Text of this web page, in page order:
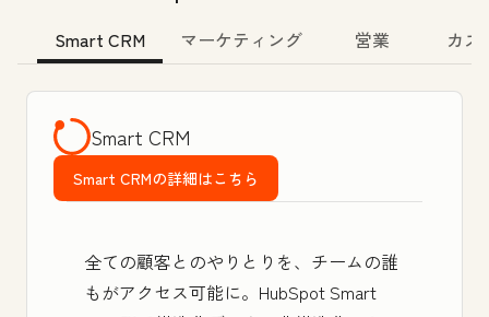
Smart CRM マーケティング 営業 カス
Smart CRM
全ての顧客とのやりとりを、チームの誰
もがアクセス可能に。 HubSpot Smart
Smart CRMの詳細はこちら